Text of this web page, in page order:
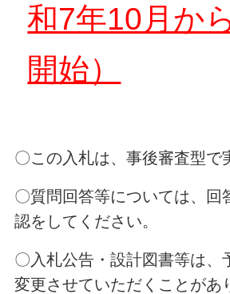
和7年10月か
開始）
〇この入札は、事後審査型で
〇質問回答等については、回
認をしてください。
〇入札公告・設計図書等は、
変更させていただくことがあ